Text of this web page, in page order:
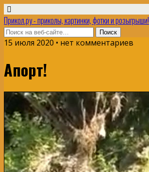
Прикол.ру - приколы, картинки, фотки и розыгрыши!
15 июля 2020 • нет комментариев
Апорт!